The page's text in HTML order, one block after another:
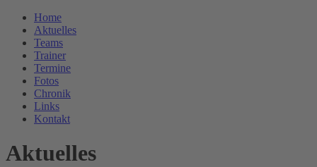
Home
Aktuelles
Teams
Trainer
Termine
Fotos
Chronik
Links
Kontakt
Aktuelles